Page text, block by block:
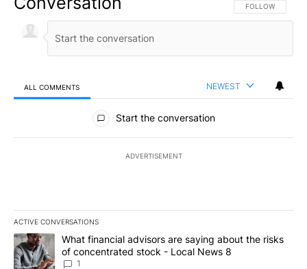
FOLLOW THIS
FOLLOW
ALL COMMENTS NEWEST
All Comments
Start the conversation
ADVERTISEMENT
ACTIVE CONVERSATIONS
The following is a list of the most commented articles in the last
A trending article titled "What financial advisors are saying
What financial advisors are saying about the risks
of concentrated stock - Local News 8
1